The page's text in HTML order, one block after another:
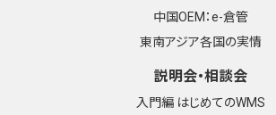
中国OEM：e-倉管
東南アジア各国の実情
説明会・相談会
入門編 はじめてのWMS